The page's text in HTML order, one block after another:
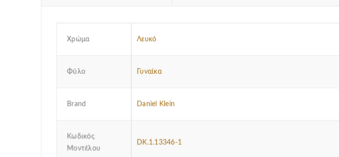
Χρώμα Λευκό
Φύλο Γυναίκα
Brand Daniel Klein
Κωδικός
Μοντέλου
DK.1.13346-1